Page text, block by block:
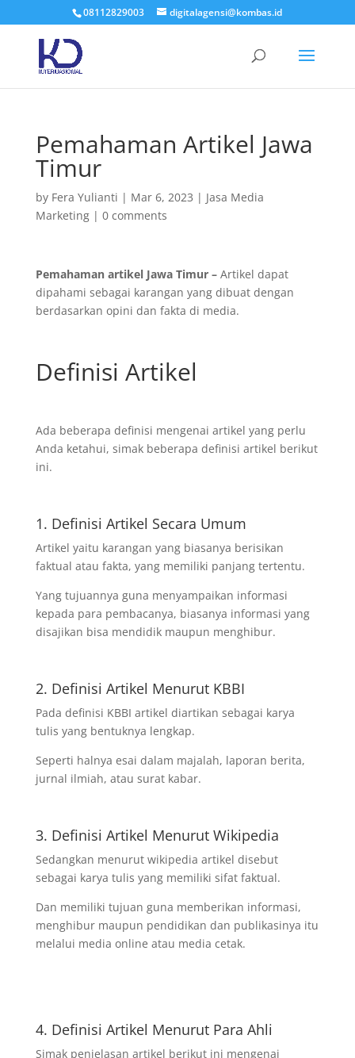
08112829003 digitalagensi@kombas.id
Pemahaman Artikel Jawa
Timur
by Fera Yulianti | Mar 6, 2023 | Jasa Media
Marketing| 0 comments
Pemahaman artikel Jawa Timur –Artikel dapat
dipahami sebagai karangan yang dibuat dengan
berdasarkan opini dan fakta di media.
Definisi Artikel
Ada beberapa definisi mengenai artikel yang perlu
Anda ketahui, simak beberapa definisi artikel berikut
ini.
1. Definisi Artikel Secara Umum
Artikel yaitu karangan yang biasanya berisikan
faktual atau fakta, yang memiliki panjang tertentu.
Yang tujuannya guna menyampaikan informasi
kepada para pembacanya, biasanya informasi yang
disajikan bisa mendidik maupun menghibur.
2. Definisi Artikel Menurut KBBI
Pada definisi KBBI artikel diartikan sebagai karya
tulis yang bentuknya lengkap.
Seperti halnya esai dalam majalah, laporan berita,
jurnal ilmiah, atau surat kabar.
3. Definisi Artikel Menurut Wikipedia
Sedangkan menurut wikipedia artikel disebut
sebagai karya tulis yang memiliki sifat faktual.
Dan memiliki tujuan guna memberikan informasi,
menghibur maupun pendidikan dan publikasinya itu
melalui media online atau media cetak.
4. Definisi Artikel Menurut Para Ahli
Simak penjelasan artikel berikut ini mengenai